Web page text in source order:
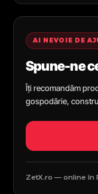
AI NEVOIE DE
Spune-ne
Îți recomandăm
gospodărie,
ZetX.ro — online în